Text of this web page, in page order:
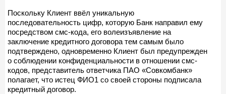
Поскольку Клиент ввёл уникальную
последовательность цифр, которую Банк направил ему
посредством смс-кода, его волеизъявление на
заключение кредитного договора тем самым было
подтверждено, одновременно Клиент был предупрежден
о соблюдении конфиденциальности в отношении смс-
кодов, представитель ответчика ПАО «Совкомбанк»
полагает, что истец ФИО1 со своей стороны подписала
кредитный договор.